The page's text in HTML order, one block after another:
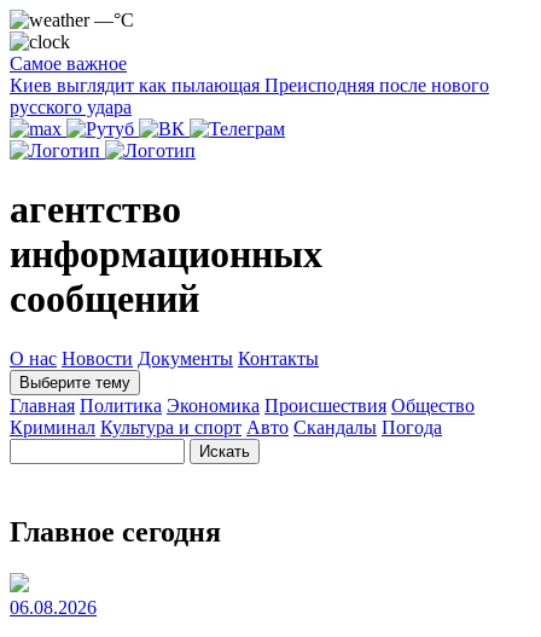
—°C
Самое важное
Киев выглядит как пылающая Преисподняя после нового
русского удара
агентство
информационных
сообщений
О нас Новости Документы Контакты
Выберите тему
Главная Политика Экономика Происшествия Общество
Криминал Культура и спорт Авто Скандалы Погода
Главное сегодня
06.08.2026